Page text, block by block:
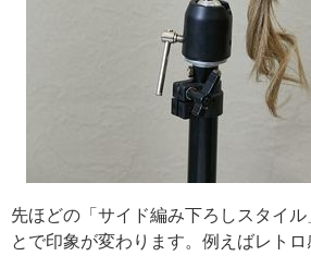
先ほどの「サイド編み下ろしスタイル
とで印象が変わります。例えばレト